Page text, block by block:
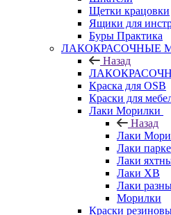
Щетки крацовки
Ящики для
Буры Практика
ЛАКОКРАСОЧНЫЕ
Назад
Краска для OSB
Краски для
Лаки Морилки
Назад
Лаки
Лаки
Лаки
Лаки ХВ
Лаки
Морилки
Краски